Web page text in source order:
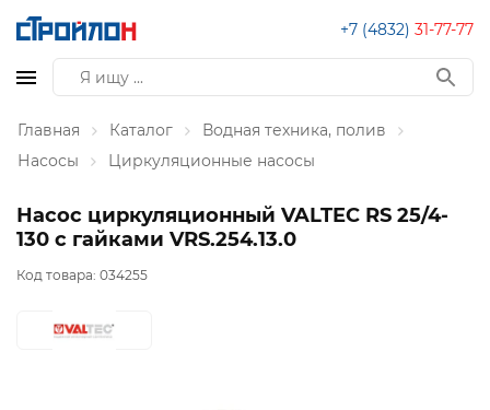
+7 (4832) 31-77-77
Главная Каталог
Водная техника, полив
Насосы
Циркуляционные насосы
Насос циркуляционный VALTEC RS 25/4-
130 с гайками VRS.254.13.0
Код товара: 034255